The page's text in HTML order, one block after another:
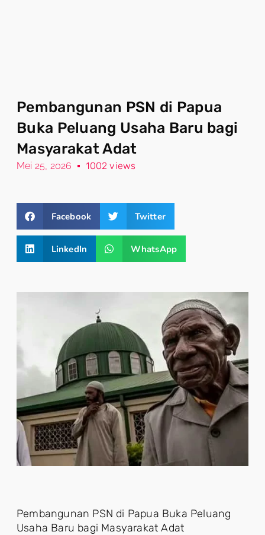
Pembangunan PSN di Papua
Buka Peluang Usaha Baru bagi
Masyarakat Adat
Mei 25, 2026 1002 views
Facebook Twitter
LinkedIn WhatsApp
Pembangunan PSN di Papua Buka Peluang
Usaha Baru bagi Masyarakat Adat